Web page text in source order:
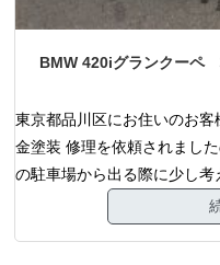
BMW 420iグランクーペ
東京都品川区にお住いのお
金塗装 修理を依頼されまし
の駐車場から出る際に少し